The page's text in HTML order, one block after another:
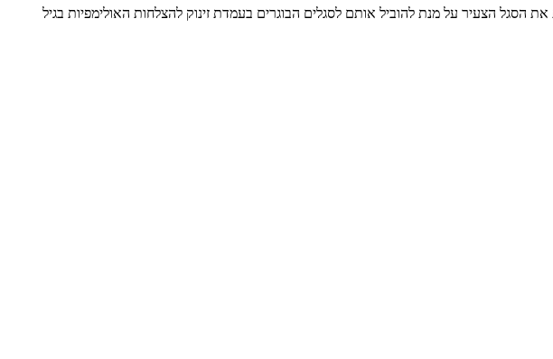
הצעיר על מנת להוביל אותם לסגלים הבוגרים בעמדת זינוק להצלחות האולימפיות בגיל